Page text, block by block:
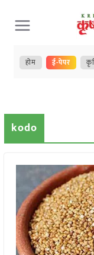
Skip
to
content
होम ई-पेपर
kodo